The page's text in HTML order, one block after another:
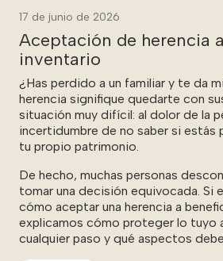
17 de junio de 2026
Aceptación de herencia
inventario
¿Has perdido a un familiar y te da
herencia signifique quedarte con
situación muy difícil: al dolor de la
incertidumbre de no saber si estás
tu propio patrimonio.
De hecho, muchas personas
tomar una decisión equivocada. Si
cómo aceptar una herencia a
explicamos cómo proteger lo tuyo
cualquier paso y qué aspectos